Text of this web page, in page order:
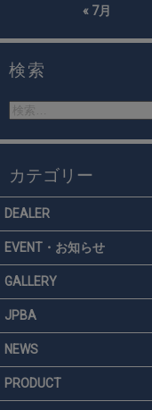
« 7月
検索
検
索:
カテゴリー
DEALER
EVENT・お知らせ
GALLERY
JPBA
NEWS
PRODUCT